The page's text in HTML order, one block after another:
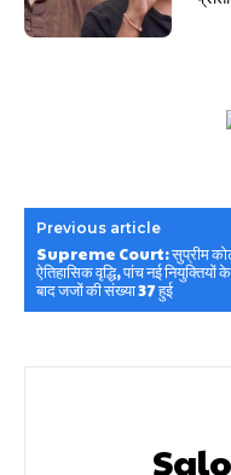
Previous article
Supreme Court: सुप्रीम
ऐतिहासिक वृद्धि, पांच नई नियुक्तियों के
बाद जजों की संख्या 37 हुई